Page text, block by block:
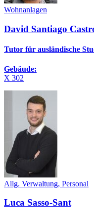
Wohnanlagen
David Santiago
Tutor für ausländische
Gebäude:
X 302
Allg. Verwaltung, Personal
Luca Sasso-Sant